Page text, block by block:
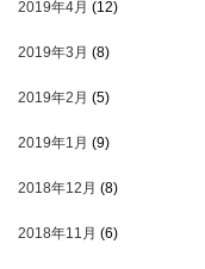
2019年4月 (12)
2019年3月 (8)
2019年2月 (5)
2019年1月 (9)
2018年12月 (8)
2018年11月 (6)